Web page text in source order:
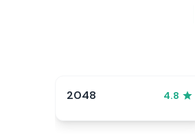
2048 4.8